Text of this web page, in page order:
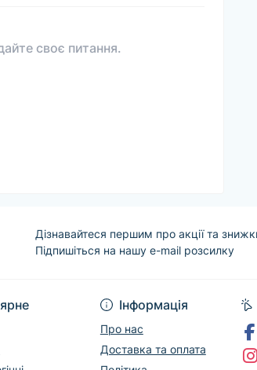
своє питання.
Дізнавайтеся першим про акції та
Підпишіться на нашу e-mail розсилку
Інформація
Про нас
Доставка та оплата